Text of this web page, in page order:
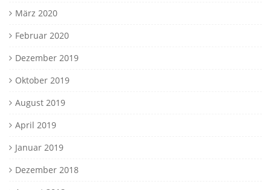
März 2020
Februar 2020
Dezember 2019
Oktober 2019
August 2019
April 2019
Januar 2019
Dezember 2018